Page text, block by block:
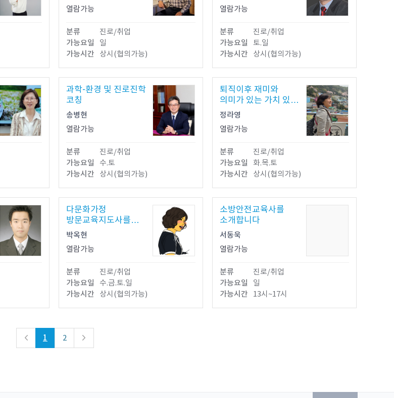
열람가능
분류
진로/취업
가능요일
일
가능시간
상시(협의가능)
열람가능
분류
진로/취업
가능요일
토.일
가능시간
상시(협의가능)
과학-환경 및 진로진학
코칭
송병현
열람가능
분류
진로/취업
가능요일
수.토
가능시간
상시(협의가능)
퇴직이후 재미와
의미가 있는 가치 있는
삶
정라영
열람가능
분류
진로/취업
가능요일
화.목.토
가능시간
상시(협의가능)
다문화가정
방문교육지도사를
아시나요?
박옥현
열람가능
분류
진로/취업
가능요일
수.금.토.일
가능시간
상시(협의가능)
소방안전교육사를
소개합니다
서동욱
열람가능
분류
진로/취업
가능요일
일
가능시간
13시~17시
1 2